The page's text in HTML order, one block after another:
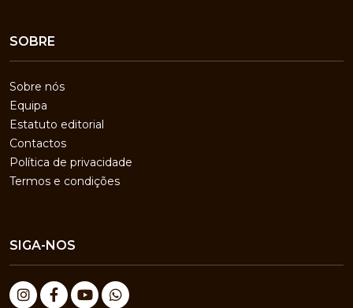
SOBRE
Sobre nós
Equipa
Estatuto editorial
Contactos
Política de privacidade
Termos e condições
SIGA-NOS